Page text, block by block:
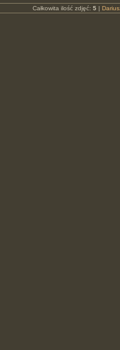
Całkowita ilość zdjęć: 5|